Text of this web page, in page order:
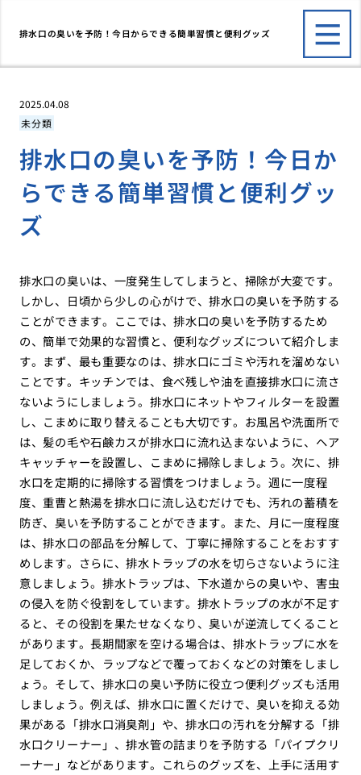
排水口の臭いを予防！今日からできる簡単習慣と便利グッズ
2025.04.08
未分類
排水口の臭いを予防！今日か
らできる簡単習慣と便利グッ
ズ
排水口の臭いは、一度発生してしまうと、掃除が大変です。
しかし、日頃から少しの心がけで、排水口の臭いを予防する
ことができます。ここでは、排水口の臭いを予防するため
の、簡単で効果的な習慣と、便利なグッズについて紹介しま
す。まず、最も重要なのは、排水口にゴミや汚れを溜めない
ことです。キッチンでは、食べ残しや油を直接排水口に流さ
ないようにしましょう。排水口にネットやフィルターを設置
し、こまめに取り替えることも大切です。お風呂や洗面所で
は、髪の毛や石鹸カスが排水口に流れ込まないように、ヘア
キャッチャーを設置し、こまめに掃除しましょう。次に、排
水口を定期的に掃除する習慣をつけましょう。週に一度程
度、重曹と熱湯を排水口に流し込むだけでも、汚れの蓄積を
防ぎ、臭いを予防することができます。また、月に一度程度
は、排水口の部品を分解して、丁寧に掃除することをおすす
めします。さらに、排水トラップの水を切らさないように注
意しましょう。排水トラップは、下水道からの臭いや、害虫
の侵入を防ぐ役割をしています。排水トラップの水が不足す
ると、その役割を果たせなくなり、臭いが逆流してくること
があります。長期間家を空ける場合は、排水トラップに水を
足しておくか、ラップなどで覆っておくなどの対策をしまし
ょう。そして、排水口の臭い予防に役立つ便利グッズも活用
しましょう。例えば、排水口に置くだけで、臭いを抑える効
果がある「排水口消臭剤」や、排水口の汚れを分解する「排
水口クリーナー」、排水管の詰まりを予防する「パイプクリ
ーナー」などがあります。これらのグッズを、上手に活用す